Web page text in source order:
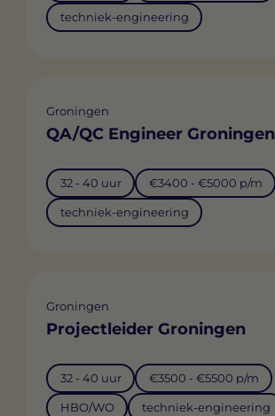
techniek-engineering
Groningen
QA/QC Engineer Groningen
32 - 40 uur €3400 - €5000 p/m
techniek-engineering
Groningen
Projectleider Groningen
32 - 40 uur €3500 - €5500 p/m
HBO/WO techniek-engineering